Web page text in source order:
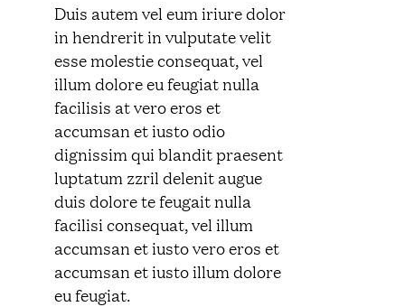
Duis autem vel eum iriure dolor
in hendrerit in vulputate velit
esse molestie consequat, vel
illum dolore eu feugiat nulla
facilisis at vero eros et
accumsan et iusto odio
dignissim qui blandit praesent
luptatum zzril delenit augue
duis dolore te feugait nulla
facilisi consequat, vel illum
accumsan et iusto vero eros et
accumsan et iusto illum dolore
eu feugiat.